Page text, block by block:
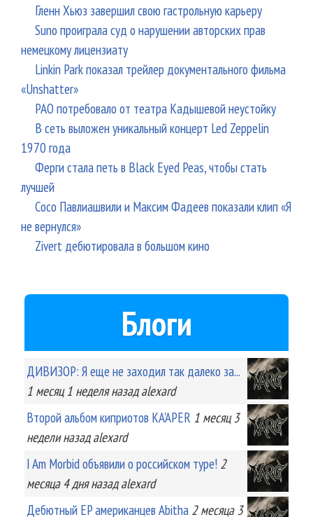
Гленн Хьюз завершил свою гастрольную карьеру
Suno проиграла суд о нарушении авторских прав
немецкому лицензиату
Linkin Park показал трейлер документального фильма
«Unshatter»
РАО потребовало от театра Кадышевой неустойку
В сеть выложен уникальный концерт Led Zeppelin
1970 года
Ферги стала петь в Black Eyed Peas, чтобы стать
лучшей
Сосо Павлиашвили и Максим Фадеев показали клип «Я
не вернулся»
Zivert дебютировала в большом кино
Блоги
ДИВИЗОР: Я еще не заходил так далеко за...
1 месяц 1 неделяназад alexard
Второй альбом киприотов KA'APER 1 месяц 3
неделиназад alexard
I Am Morbid объявили о российском туре! 2
месяца 4 дняназад alexard
Дебютный EP американцев Abitha 2 месяца 3